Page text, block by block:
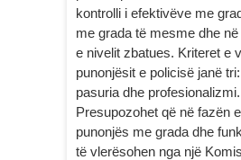
kontrolli i efektivëve me
me grada të mesme dhe
e nivelit zbatues. Kriteret e
punonjësit e policisë janë
pasuria dhe profesionalizmi.
Presupozohet që në fazën
punonjës me grada dhe
të vlerësohen nga një